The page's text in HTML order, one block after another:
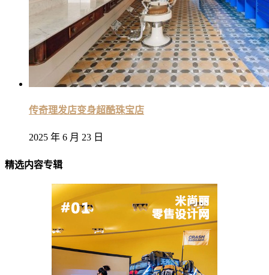
传奇理发店变身超酷珠宝店
2025 年 6 月 23 日
精选内容专辑